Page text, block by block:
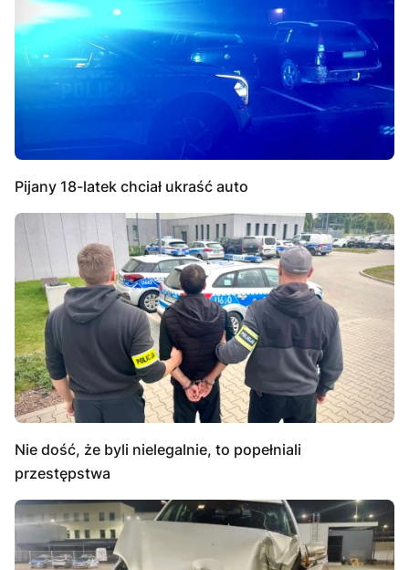
Pijany 18-latek chciał ukraść auto
Nie dość, że byli nielegalnie, to popełniali
przestępstwa